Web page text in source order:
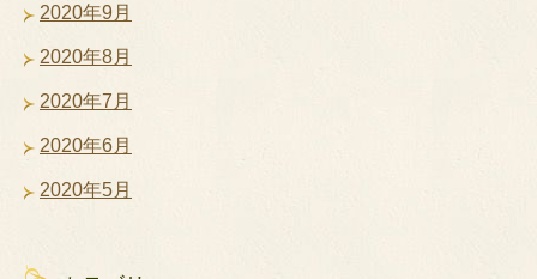
2020年9月
2020年8月
2020年7月
2020年6月
2020年5月